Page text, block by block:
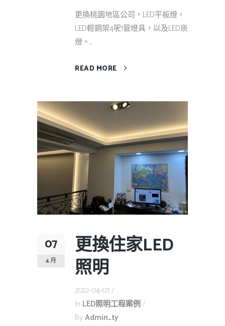
更換桃園地區公司，LED平板燈，
LED輕鋼架4呎1管燈具，以及LED崁
燈。...
READ MORE
07
4 月
更換住家LED
照明
2022-04-07
In LED照明工程案例
By Admin_ty